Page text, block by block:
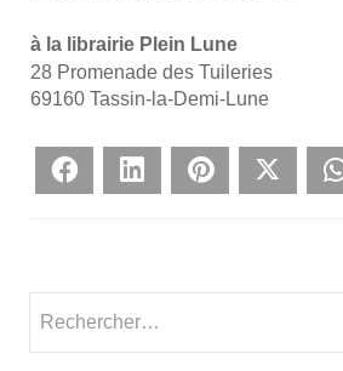
à la librai­rie Plein Lune
28 Pro­me­nade des Tui­le­ries
69160 Tas­sin-la-Demi-Lune
Face­bookLin­ke­dIn Pin­te­rest Twit­ter